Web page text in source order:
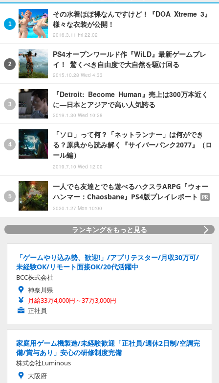
その水着ほぼ裸なんですけど！『DOA Xtreme 3』
様々な衣装が公開！
2016.3.11 Fri 22:02
PS4オープンワールド作『WiLD』最新ゲームプレ
イ！ 驚くべき自由度で大自然を駆け回る
2015.10.28 Wed 4:33
『Detroit: Become Human』売上は300万本近く
に―日本とアジアで高い人気誇る
2019.1.30 Wed 10:28
「ソロ」って何？「ネットランナー」は何ができ
る？原典から読み解く『サイバーパンク2077』（ロ
ール編）
2019.7.10 Wed 12:00
一人でも友達とでも遊べるハクスラARPG『ウォー
ハンマー：Chaosbane』PS4版プレイレポート
PR
2020.1.27 Mon 10:00
ランキングをもっと見る
「ゲームやり込み勢、歓迎!」/アプリテスター/月収30万可/
未経験OK/リモート面接OK/20代活躍中
BCC株式会社
神奈川県
月給33万4,000円～37万3,000円
正社員
家庭用ゲーム機製造/未経験歓迎「正社員/週休2日制/空調完
備/賞与あり」安心の研修制度完備
株式会社Luminous
大阪府